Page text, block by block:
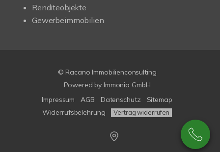
Renditeobjekte
Gewerbeimmobilien
© Racano Immobilienconsulting
Powered by Immonia GmbH
Impressum
AGB Datenschutz
Sitemap
Widerrufsbelehrung
Vertrag widerrufen